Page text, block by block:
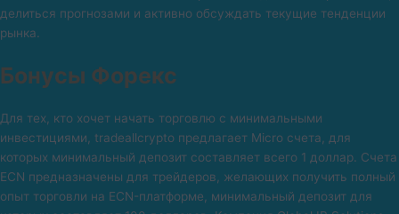
делиться прогнозами и активно обсуждать текущие тенденции
рынка.
Бонусы Форекс
Для тех, кто хочет начать торговлю с минимальными
инвестициями, tradeallcrypto предлагает Micro счета, для
которых минимальный депозит составляет всего 1 доллар. Счета
ECN предназначены для трейдеров, желающих получить полный
опыт торговли на ECN-платформе, минимальный депозит для